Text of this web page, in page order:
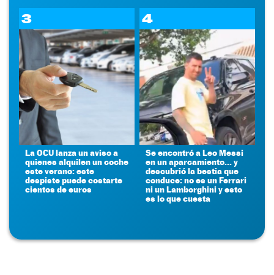
3
La OCU lanza un aviso a
quienes alquilen un coche
este verano: este
despiste puede costarte
cientos de euros
4
Se encontró a Leo Messi
en un aparcamiento... y
descubrió la bestia que
conduce: no es un Ferrari
ni un Lamborghini y esto
es lo que cuesta